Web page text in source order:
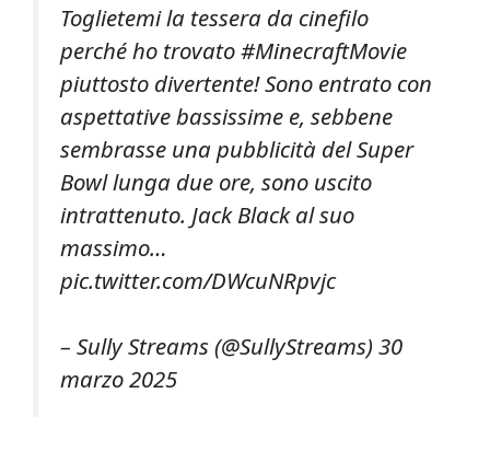
Toglietemi la tessera da cinefilo
perché ho trovato #MinecraftMovie
piuttosto divertente! Sono entrato con
aspettative bassissime e, sebbene
sembrasse una pubblicità del Super
Bowl lunga due ore, sono uscito
intrattenuto. Jack Black al suo
massimo…
pic.twitter.com/DWcuNRpvjc
– Sully Streams (@SullyStreams) 30
marzo 2025